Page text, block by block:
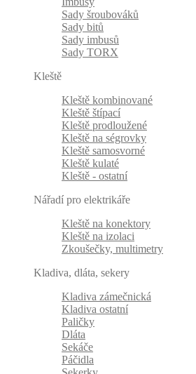
Sady šroubováků
Sady bitů
Sady imbusů
Sady TORX
Kleště
Kleště kombinované
Kleště štípací
Kleště prodloužené
Kleště na ségrovky
Kleště samosvorné
Kleště kulaté
Kleště - ostatní
Nářadí pro elektrikáře
Kleště na konektory
Kleště na izolaci
Zkoušečky, multimetry
Kladiva, dláta, sekery
Kladiva zámečnická
Kladiva ostatní
Paličky
Dláta
Sekáče
Páčidla